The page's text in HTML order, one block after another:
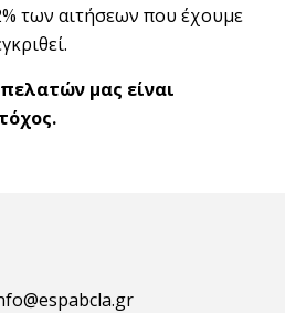
των αιτήσεων που έχουμε
μας είναι